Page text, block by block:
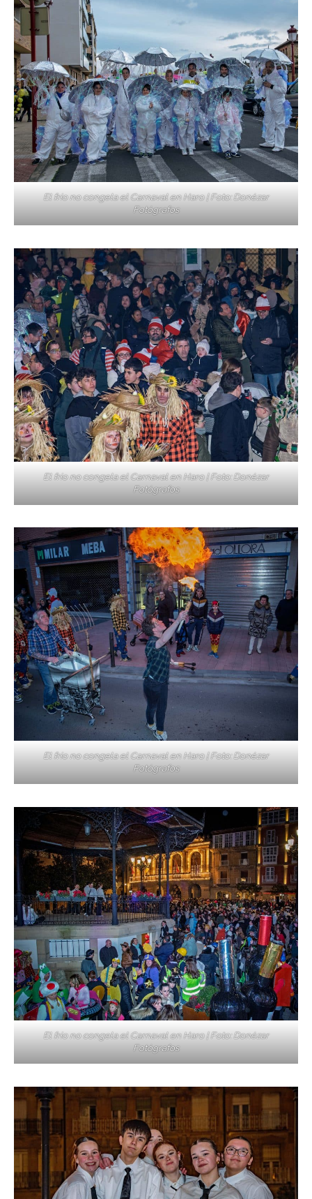
El frío no congela el Carnaval en Haro | Foto: Donézar
Fotógrafos
El frío no congela el Carnaval en Haro | Foto: Donézar
Fotógrafos
El frío no congela el Carnaval en Haro | Foto: Donézar
Fotógrafos
El frío no congela el Carnaval en Haro | Foto: Donézar
Fotógrafos